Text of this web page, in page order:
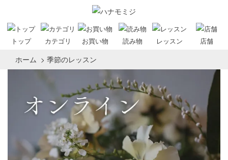
トップ カテゴリ お買い物 読み物 レッスン 店舗
ホーム > 季節のレッスン